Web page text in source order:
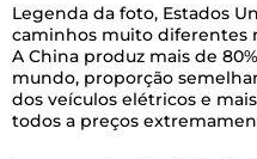
Legenda da foto, Estados
caminhos muito diferentes
A China produz mais de
mundo, proporção
dos veículos elétricos e
todos a preços